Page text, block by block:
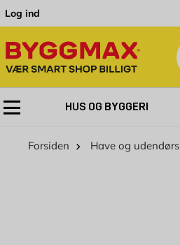
Log ind
HUS OG BYGGERI
Forsiden Have og udendørs